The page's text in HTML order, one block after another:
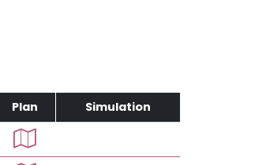
Plan Simulation